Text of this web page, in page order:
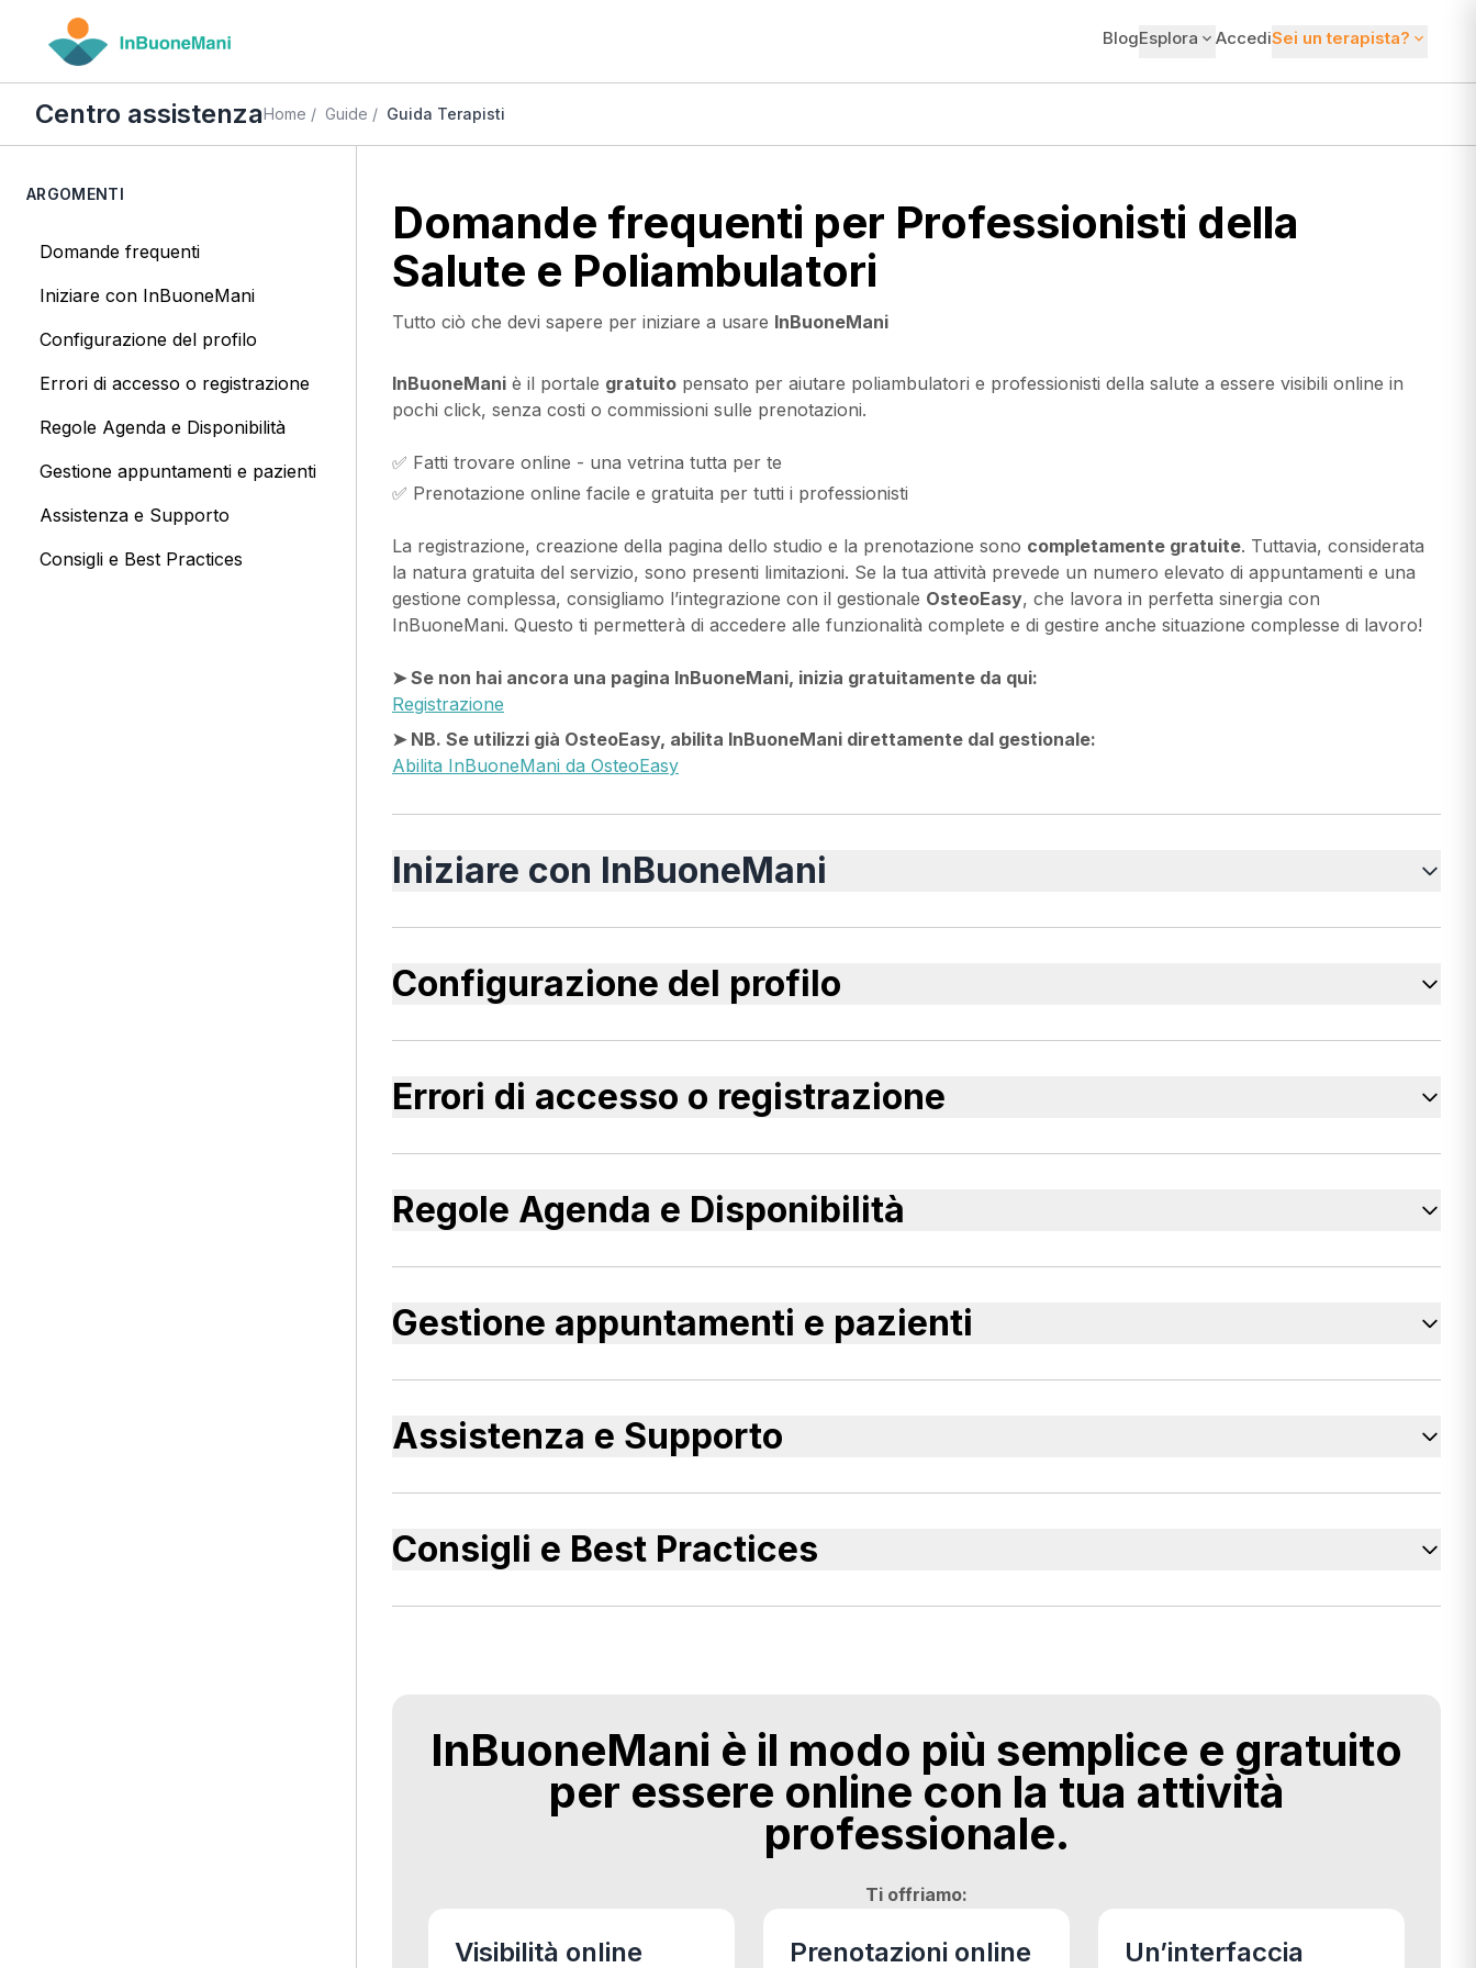
BlogEsplora AccediSei un terapista?
Centro assistenzaHome / Guide / Guida Terapisti
ARGOMENTI
Domande frequenti
Iniziare con InBuoneMani
Configurazione del profilo
Errori di accesso o registrazione
Regole Agenda e Disponibilità
Gestione appuntamenti e pazienti
Assistenza e Supporto
Consigli e Best Practices
Domande frequenti per Professionisti della
Salute e Poliambulatori
Tutto ciò che devi sapere per iniziare a usare InBuoneMani
InBuoneMani è il portale gratuito pensato per aiutare poliambulatori e professionisti della salute a essere visibili online in
pochi click, senza costi o commissioni sulle prenotazioni.
✅ Fatti trovare online - una vetrina tutta per te
✅ Prenotazione online facile e gratuita per tutti i professionisti
La registrazione, creazione della pagina dello studio e la prenotazione sono completamente gratuite. Tuttavia, considerata
la natura gratuita del servizio, sono presenti limitazioni. Se la tua attività prevede un numero elevato di appuntamenti e una
gestione complessa, consigliamo l’integrazione con il gestionale OsteoEasy, che lavora in perfetta sinergia con
InBuoneMani. Questo ti permetterà di accedere alle funzionalità complete e di gestire anche situazione complesse di lavoro!
➤ Se non hai ancora una pagina InBuoneMani, inizia gratuitamente da qui:
Registrazione
➤ NB. Se utilizzi già OsteoEasy, abilita InBuoneMani direttamente dal gestionale:
Abilita InBuoneMani da OsteoEasy
Iniziare con InBuoneMani
Configurazione del profilo
Errori di accesso o registrazione
Regole Agenda e Disponibilità
Gestione appuntamenti e pazienti
Assistenza e Supporto
Consigli e Best Practices
InBuoneMani è il modo più semplice e gratuito
per essere online con la tua attività
professionale.
Ti offriamo:
Visibilità online
Prenotazioni online
Un’interfaccia